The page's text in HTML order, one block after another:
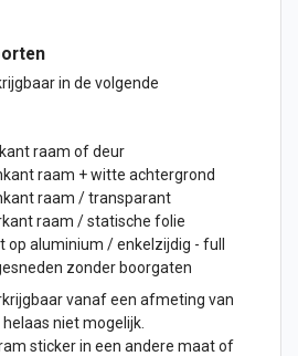
in de volgende
raam ofdeur
raam + witte achtergrond
raam / transparant
raam / statische folie
op aluminium / enkelzijdig - full
zonder boorgaten
vanaf een afmeting van
helaas niet mogelijk.
sticker in een andere maat of